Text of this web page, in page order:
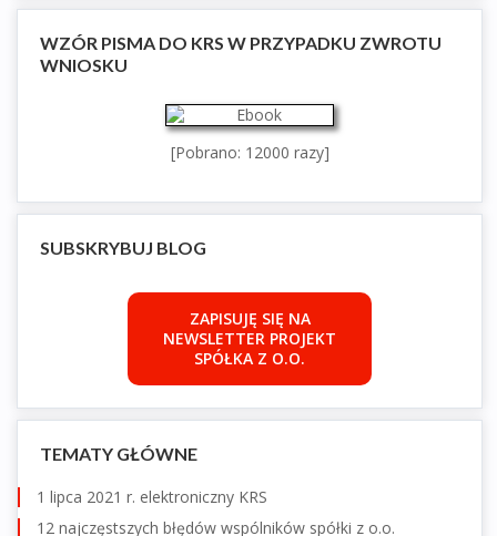
WZÓR PISMA DO KRS W PRZYPADKU ZWROTU
WNIOSKU
[Pobrano: 12000 razy]
SUBSKRYBUJ BLOG
ZAPISUJĘ SIĘ NA
NEWSLETTER PROJEKT
SPÓŁKA Z O.O.
TEMATY GŁÓWNE
1 lipca 2021 r. elektroniczny KRS
12 najczęstszych błędów wspólników spółki z o.o.